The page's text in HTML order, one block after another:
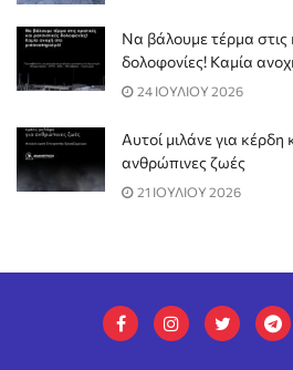
Να βάλουμε τέρμα στις
δολοφονίες! Καμία
24 ΙΟΥΛΙΟΥ 2026
Αυτοί μιλάνε για κέρδη
ανθρώπινες ζωές
21 ΙΟΥΛΙΟΥ 2026